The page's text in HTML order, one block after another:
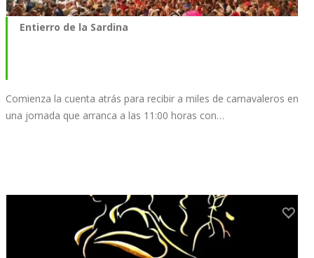
Entierro de la Sardina
Comienza la cuenta atrás para recibir a miles de carnavaleros en
una jornada que arranca a las 11:00 horas con…